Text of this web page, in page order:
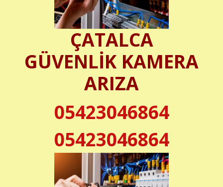
ÇATALCA
GÜVENLİK KAMERA
ARIZA
05423046864
05423046864